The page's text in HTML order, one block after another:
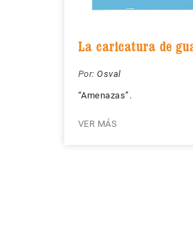
La caricatura de
Por: Osval
“Amenazas”.
VER MÁS